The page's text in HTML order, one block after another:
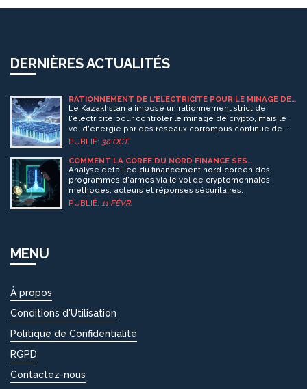
DERNIÈRES ACTUALITÉS
RATIONNEMENT DE L'ÉLECTRICITÉ POUR LE MINAGE DE
CRYPTO DANS LE KAZAKHSTAN
Le Kazakhstan a imposé un rationnement strict de
l'électricité pour contrôler le minage de crypto, mais le
vol d'énergie par des réseaux corrompus continue de
déstabiliser le pays. Les mineurs légaux peinent à
PUBLIÉ: 30 OCT.
COMMENT LA CORÉE DU NORD FINANCE SES
PROGRAMMES D'ARMES AVEC DES CRYPTOMONNAIES
VOLÉES
Analyse détaillée du financement nord‑coréen des
programmes d'armes via le vol de cryptomonnaies,
méthodes, acteurs et réponses sécuritaires.
PUBLIÉ: 11 FÉVR.
MENU
À propos
Conditions d'Utilisation
Politique de Confidentialité
RGPD
Contactez-nous